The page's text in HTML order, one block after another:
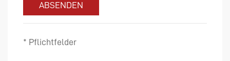
ABSENDEN
* Pflichtfelder